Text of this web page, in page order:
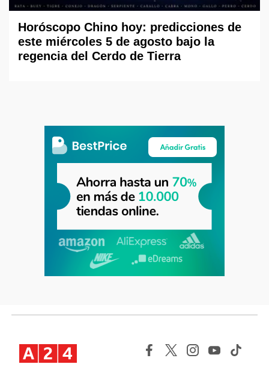
Horóscopo Chino hoy: predicciones de
este miércoles 5 de agosto bajo la
regencia del Cerdo de Tierra